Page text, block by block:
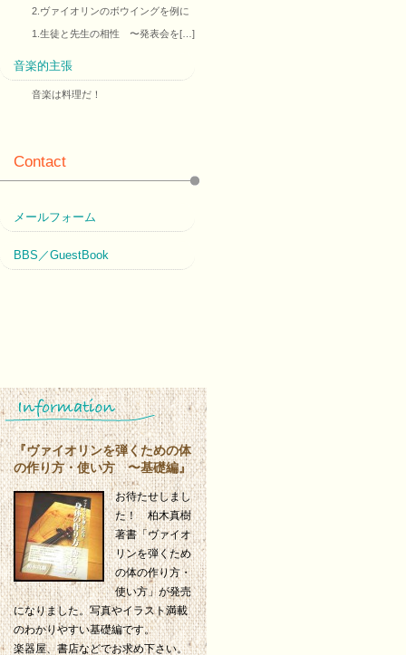
2.ヴァイオリンのボウイングを例に
1.生徒と先生の相性 〜発表会を[…]
音楽的主張
音楽は料理だ！
Contact
メールフォーム
BBS／GuestBook
『ヴァイオリンを弾くための体
の作り方・使い方 〜基礎編』
お待たせしまし
た！ 柏木真樹
著書「ヴァイオ
リンを弾くため
の体の作り方・
使い方」が発売
になりました。写真やイラスト満載
のわかりやすい基礎編です。
楽器屋、書店などでお求め下さい。